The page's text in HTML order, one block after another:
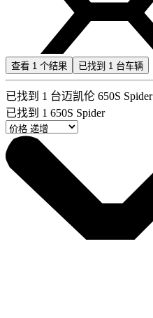
查看 1 个结果 已找到 1 台车辆
已找到 1 台迈凯伦 650S Spider
已找到 1 650S Spider